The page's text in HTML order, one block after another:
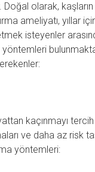
olarak,
ameliyatı, yıllar
isteyenler
kaçınmayı
ve daha az risk
yöntemleri: